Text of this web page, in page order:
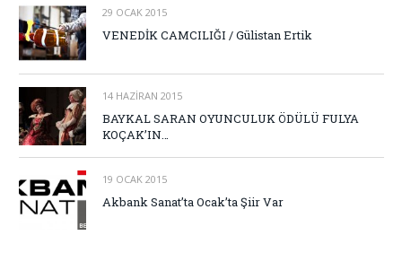
29 OCAK 2015
VENEDİK CAMCILIĞI / Gülistan Ertik
14 HAZIRAN 2015
BAYKAL SARAN OYUNCULUK ÖDÜLÜ FULYA
KOÇAK’IN…
19 OCAK 2015
Akbank Sanat’ta Ocak’ta Şiir Var